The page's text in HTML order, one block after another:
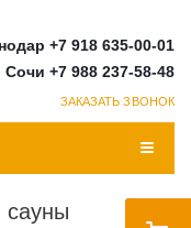
+7 918 635-00-01
Сочи +7 988 237-58-48
ЗАКАЗАТЬ ЗВОНОК
сауны